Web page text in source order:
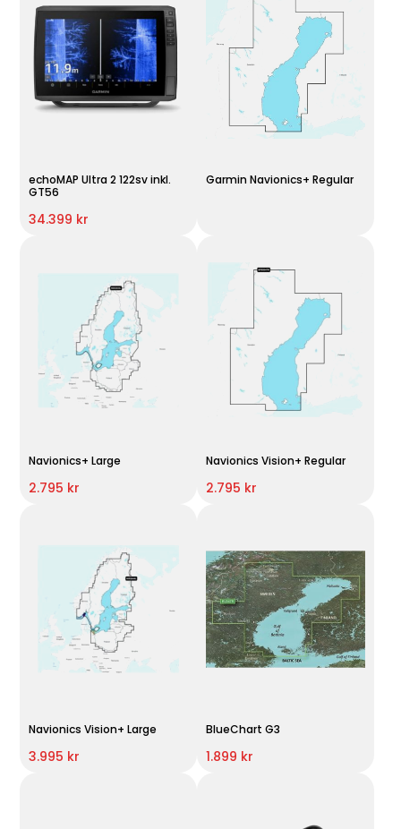
echoMAP Ultra 2 122sv inkl.
GT56
34.399 kr
Garmin Navionics+ Regular
Navionics+ Large
2.795 kr
Navionics Vision+ Regular
2.795 kr
Navionics Vision+ Large
3.995 kr
BlueChart G3
1.899 kr